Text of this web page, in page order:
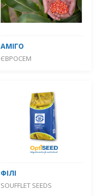
АМІГО
ЄВРОСЕМ
ФІЛІ
SOUFFLET SEEDS